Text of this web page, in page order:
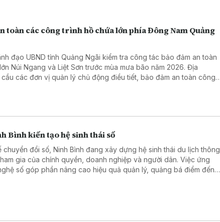
toàn các công trình hồ chứa lớn phía Đông Nam Quảng
đạo UBND tỉnh Quảng Ngãi kiểm tra công tác bảo đảm an toàn
Núi Ngang và Liệt Sơn trước mùa mưa bão năm 2026. Địa
các đơn vị quản lý chủ động điều tiết, bảo đảm an toàn công
Bình kiến tạo hệ sinh thái số
chuyển đổi số, Ninh Bình đang xây dựng hệ sinh thái du lịch thông
gia của chính quyền, doanh nghiệp và người dân. Việc ứng
số góp phần nâng cao hiệu quả quản lý, quảng bá điểm đến